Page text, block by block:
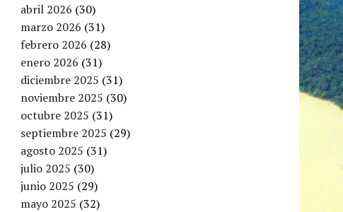
abril 2026 (30)
marzo 2026 (31)
febrero 2026 (28)
enero 2026 (31)
diciembre 2025 (31)
noviembre 2025 (30)
octubre 2025 (31)
septiembre 2025 (29)
agosto 2025 (31)
julio 2025 (30)
junio 2025 (29)
mayo 2025 (32)